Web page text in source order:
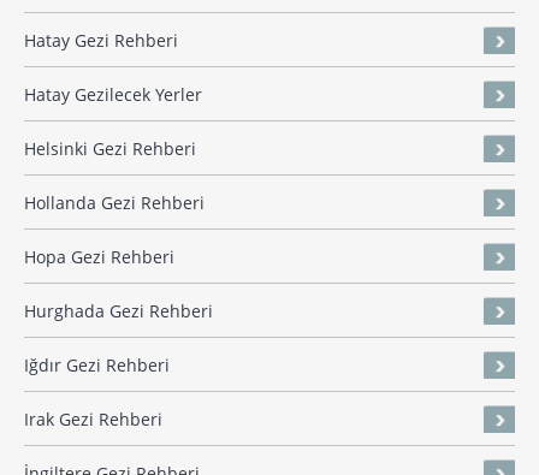
Hatay Gezi Rehberi
Hatay Gezilecek Yerler
Helsinki Gezi Rehberi
Hollanda Gezi Rehberi
Hopa Gezi Rehberi
Hurghada Gezi Rehberi
Iğdır Gezi Rehberi
Irak Gezi Rehberi